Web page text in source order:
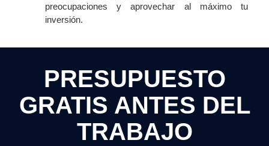
preocupaciones y aprovechar al máximo tu
inversión.
PRESUPUESTO
GRATIS ANTES DEL
TRABAJO